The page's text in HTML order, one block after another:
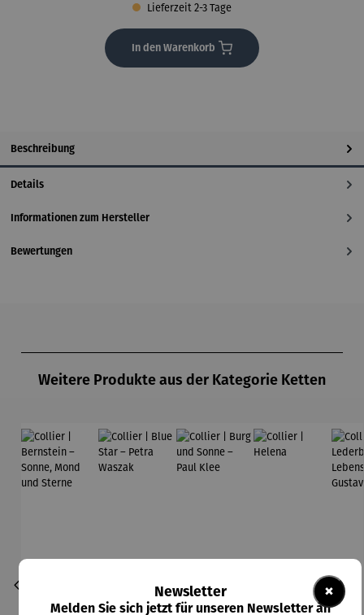
Lieferzeit 2-3 Tage
In den Warenkorb
Beschreibung
Details
Informationen zum Hersteller
Bewertungen
Weitere Produkte aus der Kategorie Ketten
×
Newsletter
Melden Sie sich jetzt für unseren Newsletter an